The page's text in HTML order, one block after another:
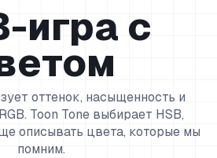
игра с
оттенок, насыщенность и
Toon Tone выбирает HSB,
описывать цвета, которые мы
помним.